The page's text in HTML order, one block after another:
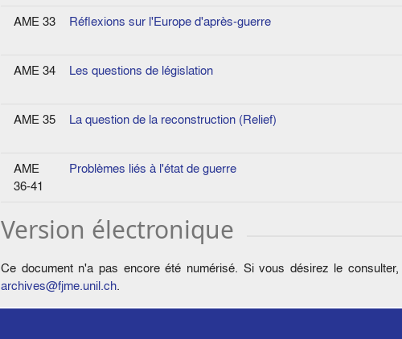
AME 33
Réflexions sur l'Europe d'après-guerre
AME 34
Les questions de législation
AME 35
La question de la reconstruction (Relief)
AME
36-41
Problèmes liés à l'état de guerre
Version électronique
Ce document n'a pas encore été numérisé. Si vous désirez le
archives@fjme.unil.ch.